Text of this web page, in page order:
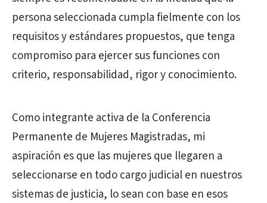
persona seleccionada cumpla fielmente con los
requisitos y estándares propuestos, que tenga
compromiso para ejercer sus funciones con
criterio, responsabilidad, rigor y conocimiento.
Como integrante activa de la Conferencia
Permanente de Mujeres Magistradas, mi
aspiración es que las mujeres que llegaren a
seleccionarse en todo cargo judicial en nuestros
sistemas de justicia, lo sean con base en esos